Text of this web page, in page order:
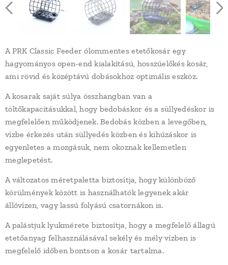
A PRK Classic Feeder ólommentes etetőkosár egy
hagyományos open-end kialakítású, hosszúelőkés kosár,
ami rövid és középtávú dobásokhoz optimális eszköz.
A kosarak saját súlya összhangban van a
töltőkapacitásukkal, hogy bedobáskor és a süllyedéskor is
megfelelően működjenek. Bedobás közben a levegőben,
vízbe érkezés után süllyedés közben és kihúzáskor is
egyenletes a mozgásuk, nem okoznak kellemetlen
meglepetést.
A változatos méretpaletta biztosítja, hogy különböző
körülmények között is használhatók legyenek akár
állóvízen, vagy lassú folyású csatornákon is.
A palástjuk lyukmérete biztosítja, hogy a megfelelő állagú
etetőanyag felhasználásával sekély és mély vízben is
megfelelő időben bontson a kosár tartalma.